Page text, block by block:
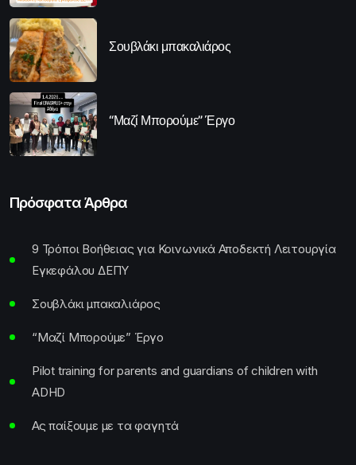
Σουβλάκι μπακαλιάρος
“Μαζί Μπορούμε” Έργο
Πρόσφατα Άρθρα
9 Τρόποι Βοήθειας για Κοινωνικά Αποδεκτή Λειτουργία
Εγκεφάλου ΔΕΠΥ
Σουβλάκι μπακαλιάρος
“Μαζί Μπορούμε” Έργο
Pilot training for parents and guardians of children with
ADHD
Ας παίξουμε με τα φαγητά